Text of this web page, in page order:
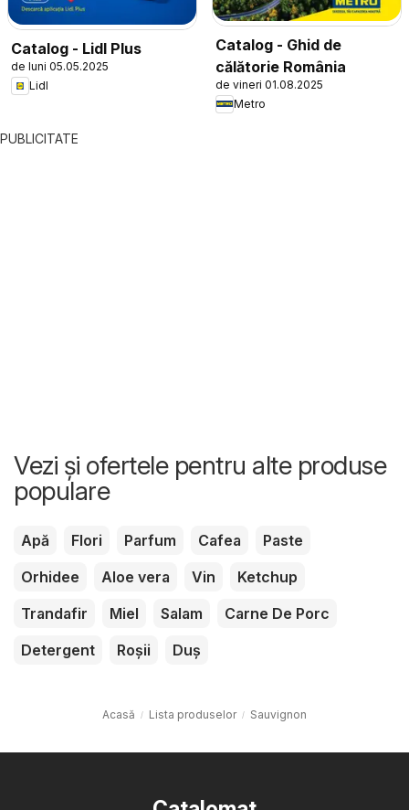
Catalog - Lidl Plus
de luni 05.05.2025
Lidl
Catalog - Ghid de
călătorie România
de vineri 01.08.2025
Metro
PUBLICITATE
Vezi și ofertele pentru alte produse
populare
Apă Flori Parfum Cafea
Paste
Orhidee
Aloe vera Vin
Ketchup
Trandafir
Miel Salam
Carne De Porc
Detergent
Roșii Duș
Acasă Lista produselor Sauvignon